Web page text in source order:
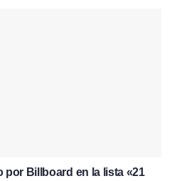
por Billboard en la lista «21